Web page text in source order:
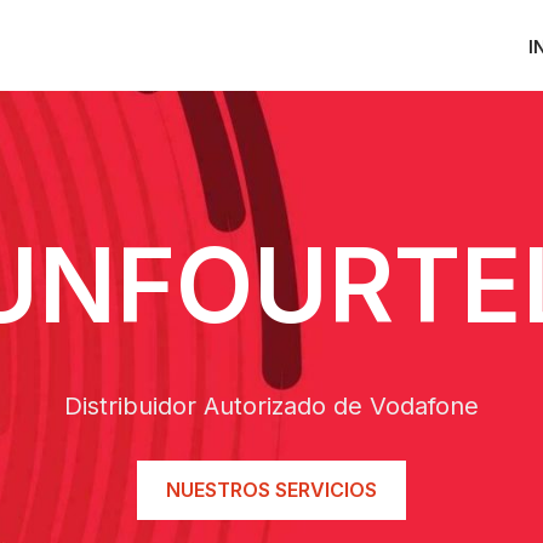
Distribuidor Autorizado de Vodafone
NUESTROS SERVICIOS